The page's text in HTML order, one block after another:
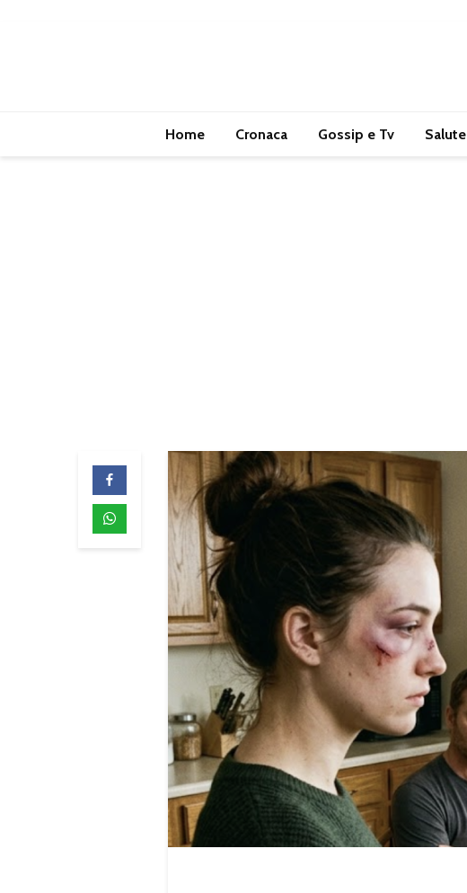
Home Cronaca Gossip e Tv Salute